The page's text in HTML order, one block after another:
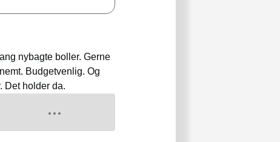
nybagte boller. Gerne
Budgetvenlig. Og
Det holder da.